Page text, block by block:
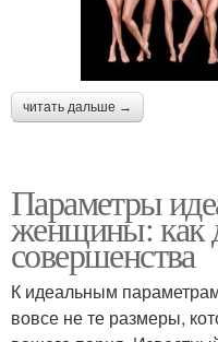
читать дальше →
Параметры
женщины: как
совершенства
К идеальным
вовсе не те размеры,